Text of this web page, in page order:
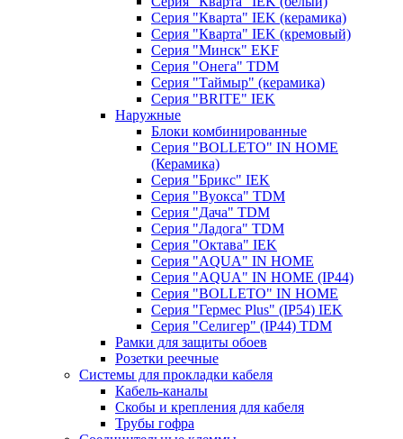
Серия "Кварта" IEK (керамика)
Серия "Кварта" IEK (кремовый)
Серия "Минск" EKF
Серия "Онега" TDM
Серия "Таймыр" (керамика)
Серия "BRITE" IEK
Наружные
Блоки комбинированные
Серия "BОLLETO" IN HOME
(Керамика)
Серия "Брикс" IEK
Серия "Вуокса" TDM
Серия "Дача" TDM
Серия "Ладога" TDM
Серия "Октава" IEK
Серия "AQUA" IN HOME
Серия "AQUA" IN HOME (IP44)
Серия "BОLLETO" IN HOME
Серия "Гермес Plus" (IP54) IEK
Серия "Селигер" (IP44) TDM
Рамки для защиты обоев
Розетки реечные
Системы для прокладки кабеля
Кабель-каналы
Скобы и крепления для кабеля
Трубы гофра